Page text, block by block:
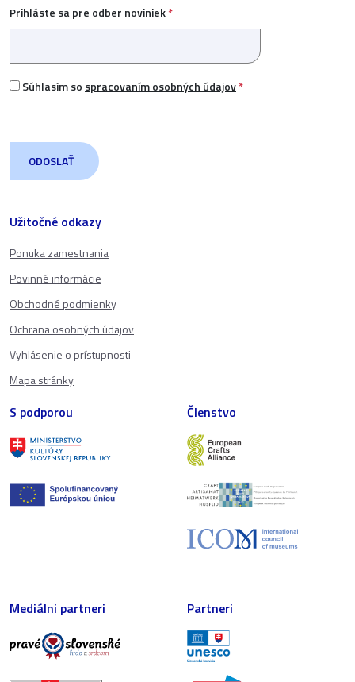
Užitočné odkazy
Ponuka zamestnania
Povinné informácie
Obchodné podmienky
Ochrana osobných údajov
Vyhlásenie o prístupnosti
Mapa stránky
Prihláste sa pre odber noviniek*
Súhlasím so spracovaním osobných údajov*
S podporou Členstvo
Mediálni partneri Partneri